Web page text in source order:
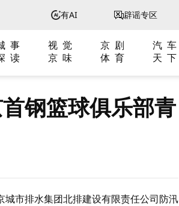
有AI 辟谣专区
事 视 觉 京 剧 汽 车
读 京 味 体 育 天 下
钢篮球俱乐部青
市排水集团北排建设有限责任公司防汛